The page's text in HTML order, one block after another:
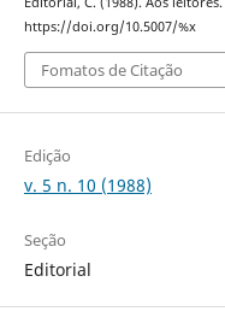
https://doi.org/10.5007/%x
Fomatos de Citação
Edição
v. 5 n. 10 (1988)
Seção
Editorial